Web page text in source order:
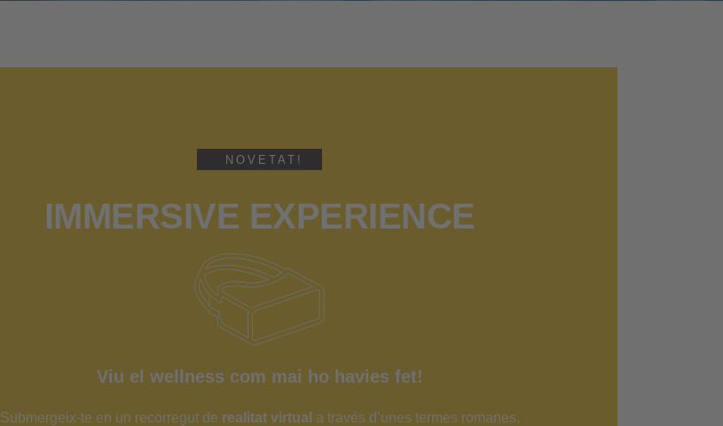
NOVETAT!
IMMERSIVE EXPERIENCE
Viu el wellness com mai ho havies fet!
Submergeix-te en un recorregut de realitat virtual a través d’unes termes romanes,